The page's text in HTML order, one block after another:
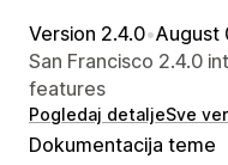
Version 2.4.0•August
San Francisco 2.4.0
features
Pogledaj detaljeSve
Dokumentacija teme